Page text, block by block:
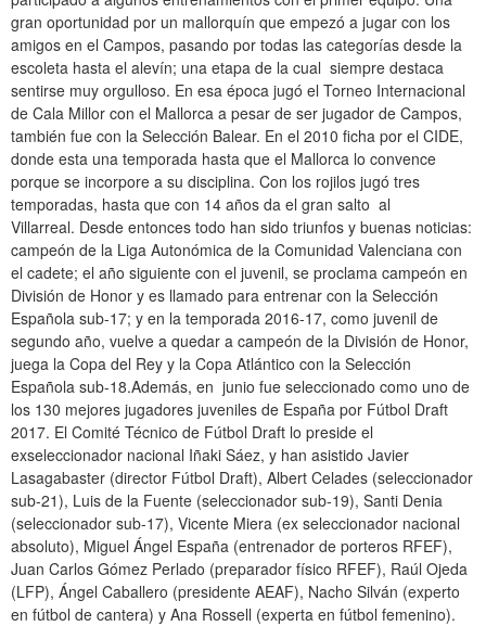
gran oportunidad por un mallorquín que empezó a jugar con los
amigos en el Campos, pasando por todas las categorías desde la
escoleta hasta el alevín; una etapa de la cual siempre destaca
sentirse muy orgulloso. En esa época jugó el Torneo Internacional
de Cala Millor con el Mallorca a pesar de ser jugador de Campos,
también fue con la Selección Balear. En el 2010 ficha por el CIDE,
donde esta una temporada hasta que el Mallorca lo convence
porque se incorpore a su disciplina. Con los rojilos jugó tres
temporadas, hasta que con 14 años da el gran salto al
Villarreal. Desde entonces todo han sido triunfos y buenas noticias:
campeón de la Liga Autonómica de la Comunidad Valenciana con
el cadete; el año siguiente con el juvenil, se proclama campeón en
División de Honor y es llamado para entrenar con la Selección
Española sub-17; y en la temporada 2016-17, como juvenil de
segundo año, vuelve a quedar a campeón de la División de Honor,
juega la Copa del Rey y la Copa Atlántico con la Selección
Española sub-18.Además, en junio fue seleccionado como uno de
los 130 mejores jugadores juveniles de España por Fútbol Draft
2017. El Comité Técnico de Fútbol Draft lo preside el
exseleccionador nacional Iñaki Sáez, y han asistido Javier
Lasagabaster (director Fútbol Draft), Albert Celades (seleccionador
sub-21), Luis de la Fuente (seleccionador sub-19), Santi Denia
(seleccionador sub-17), Vicente Miera (ex seleccionador nacional
absoluto), Miguel Ángel España (entrenador de porteros RFEF),
Juan Carlos Gómez Perlado (preparador físico RFEF), Raúl Ojeda
(LFP), Ángel Caballero (presidente AEAF), Nacho Silván (experto
en fútbol de cantera) y Ana Rossell (experta en fútbol femenino).